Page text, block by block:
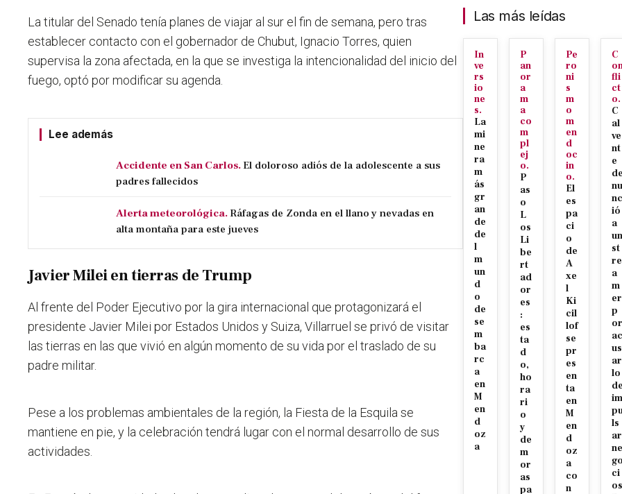
La titular del Senado tenía planes de viajar al sur el fin de semana, pero tras
establecer contacto con el gobernador de Chubut, Ignacio Torres, quien
supervisa la zona afectada, en la que se investiga la intencionalidad del inicio del
fuego, optó por modificar su agenda.
Lee además
Accidente en San Carlos. El doloroso adiós de la adolescente a sus
padres fallecidos
Alerta meteorológica. Ráfagas de Zonda en el llano y nevadas en
alta montaña para este jueves
Javier Milei en tierras de Trump
Al frente del Poder Ejecutivo por la gira internacional que protagonizará el
presidente Javier Milei por Estados Unidos y Suiza, Villarruel se privó de visitar
las tierras en las que vivió en algún momento de su vida por el traslado de su
padre militar.
Pese a los problemas ambientales de la región, la Fiesta de la Esquila se
mantiene en pie, y la celebración tendrá lugar con el normal desarrollo de sus
actividades.
Las más leídas
In
ve
rs
io
ne
s.
La
mi
ne
ra
m
ás
gr
an
de
de
l
m
un
d
o
de
se
m
ba
rc
a
en
M
en
d
oz
a
P
an
or
a
m
a
co
m
pl
ej
o.
P
as
o
L
os
Li
be
rt
ad
or
es
:
es
ta
d
o,
ho
ra
ri
o
y
de
m
or
as
pa
Pe
ro
ni
s
m
o
m
en
d
oc
in
o.
El
es
pa
ci
o
de
A
xe
l
Ki
cil
lof
se
pr
es
en
ta
en
M
en
d
oz
a
co
n
C
fli
ct
o.
C
al
ve
nt
e
de
nu
nc
ió
a
un
st
re
a
m
er
p
or
ac
us
ar
lo
de
im
ls
ar
ne
go
ci
os